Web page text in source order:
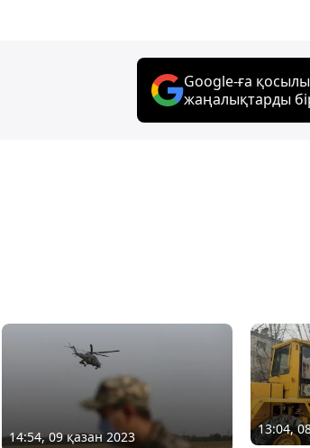
Google-ға
жаңалықтарды
14:54, 09 қазан 2023 13:04,